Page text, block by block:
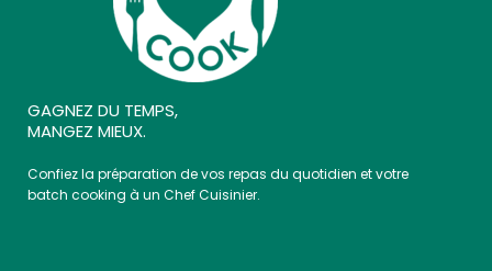
GAGNEZ DU TEMPS,
MANGEZ MIEUX.
Confiez la préparation de vos repas du quotidien et votre
batch cooking à un Chef Cuisinier.